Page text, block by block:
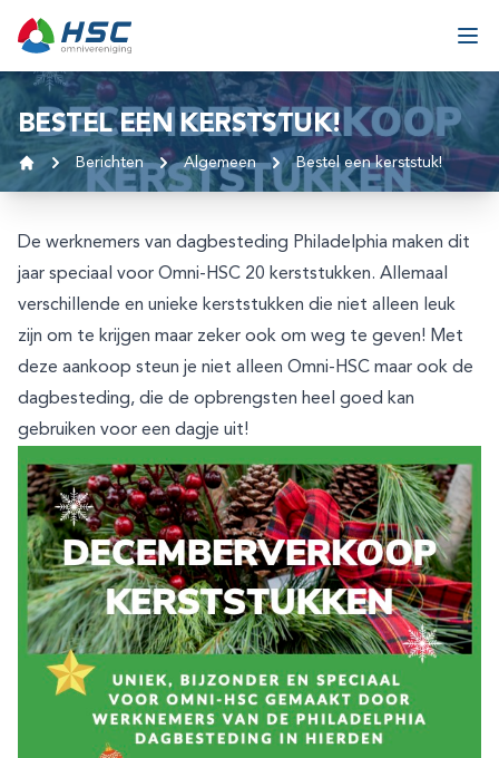
BESTEL EEN KERSTSTUK!
Home
Berichten Algemeen Bestel een kerststuk!
De werknemers van dagbesteding Philadelphia maken dit
jaar speciaal voor Omni-HSC 20 kerststukken. Allemaal
verschillende en unieke kerststukken die niet alleen leuk
zijn om te krijgen maar zeker ook om weg te geven! Met
deze aankoop steun je niet alleen Omni-HSC maar ook de
dagbesteding, die de opbrengsten heel goed kan
gebruiken voor een dagje uit!